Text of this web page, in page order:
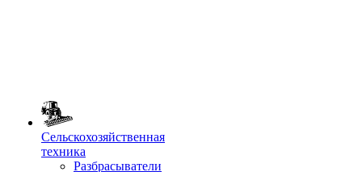
Сельскохозяйственная
техника
Разбрасыватели